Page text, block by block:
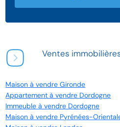
Ventes
Maison à vendre Gironde
Appartement à vendre Dordogne
Immeuble à vendre Dordogne
Maison à vendre Pyrénées-